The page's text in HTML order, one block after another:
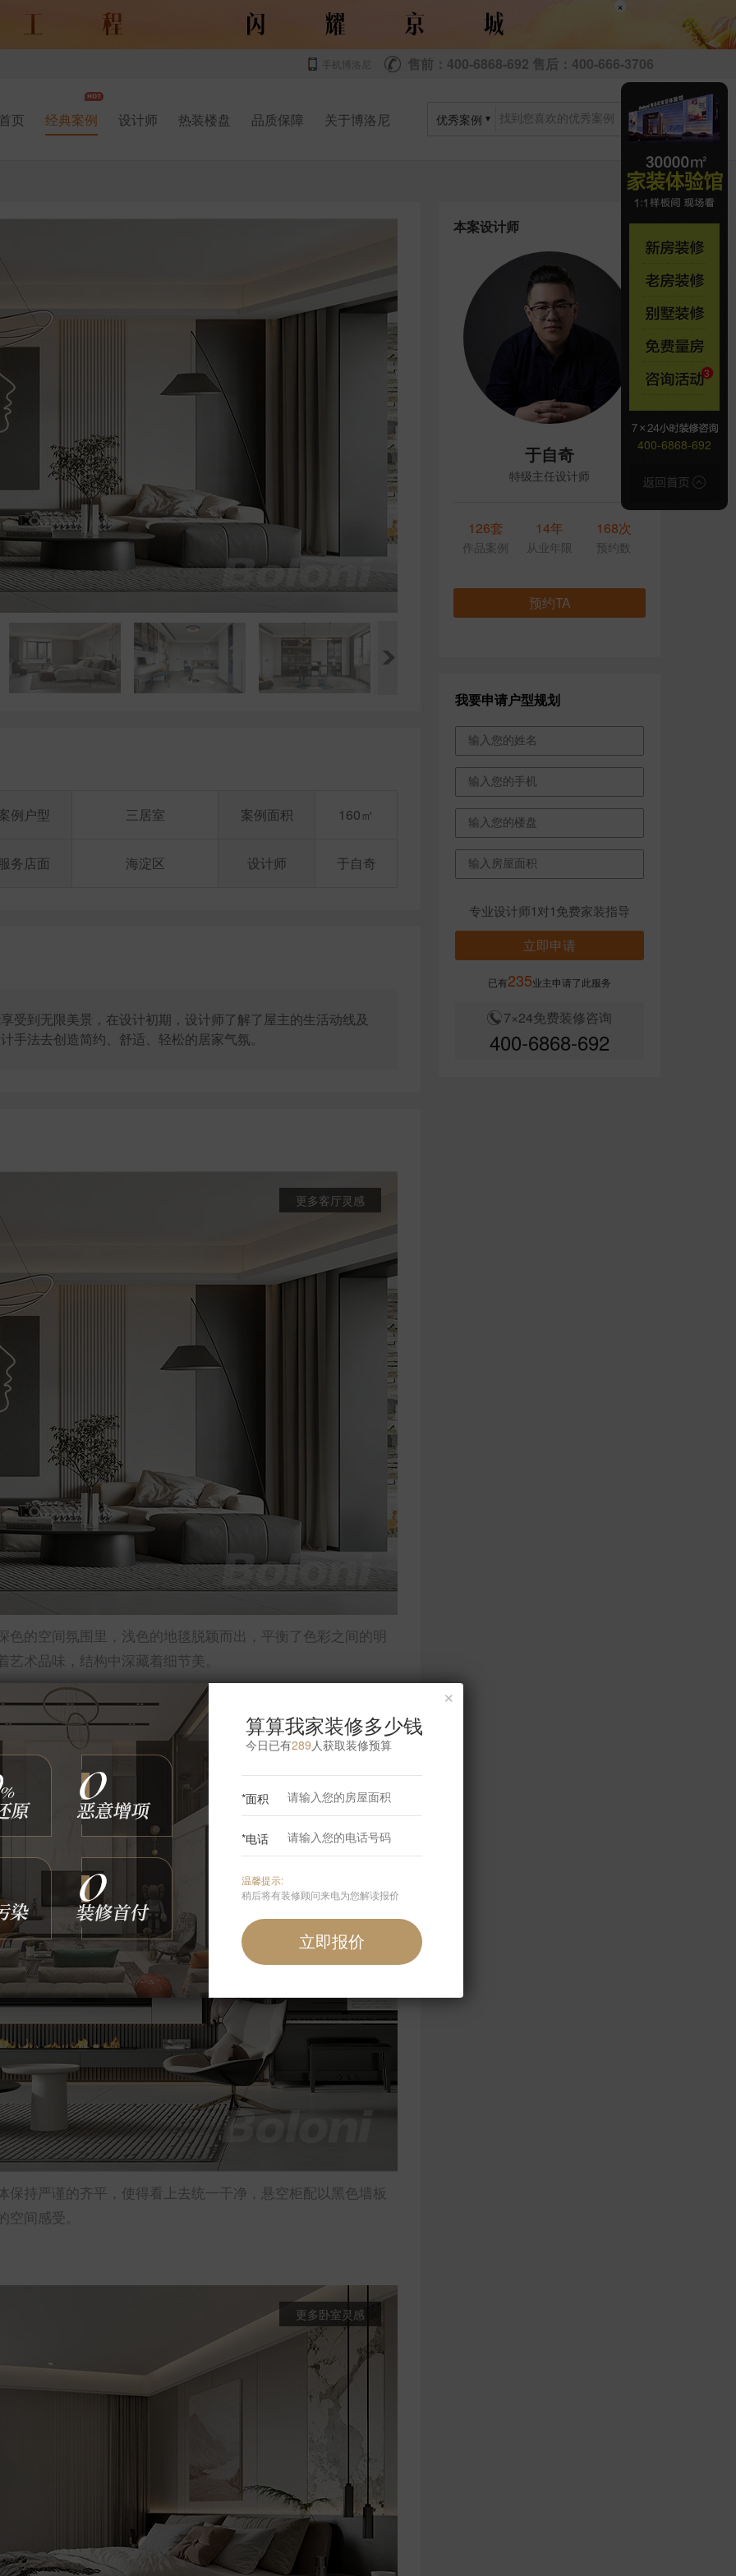
×
手机博洛尼 售前：400-6868-692 售后：400-666-3706
页 经典案例 设计师 热装楼盘 品质保障 关于博洛尼 优秀案例
点击浏览下一张
例户型
务店面
三居室
海淀区
案例面积
设计师
160㎡
于自奇
受到无限美景，在设计初期，设计师了解了屋主的生活动线及
手法去创造简约、舒适、轻松的居家气氛。
更多客厅灵感
的空间氛围里，浅色的地毯脱颖而出，平衡了色彩之间的明
术品味，结构中深藏着细节美。
持严谨的齐平，使得看上去统一干净，悬空柜配以黑色墙板
间感受。
更多卧室灵感
本案设计师
于自奇
特级主任设计师
168次
预约数
14年
从业年限
126套
作品案例
预约TA
我要申请户型规划
专业设计师1对1免费家装指导
立即申请
已有235业主申请了此服务
7×24免费装修咨询
400-6868-692
400-6868-692
×
算算我家装修多少钱
今日已有289 人获取装修预算
*面积
*电话
温馨提示:
稍后将有装修顾问来电为您解读报价